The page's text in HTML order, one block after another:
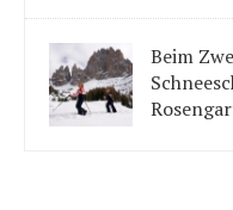
Beim